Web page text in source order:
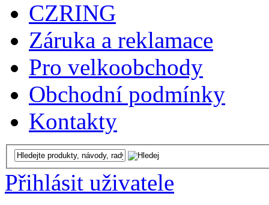
CZRING
Záruka a reklamace
Pro velkoobchody
Obchodní podmínky
Kontakty
Přihlásit uživatele